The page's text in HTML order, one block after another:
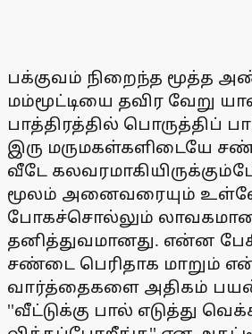
பக்குவம் நிறைந்த மூத்த
மம்மூட்டியை தவிர வேறு
பாத்திரத்தில் பொருத்திப்
இரு மருமகள்களிடையே
வீடே
மூலம் அனைவரையும்
போகச்சொல்லும் லாவகமான
தனித்துவமானது. என்ன
சண்டை பெரிதாக மாறும்
வார்த்தைகளை அதிகம்
''வீட்டுக்கு பால் எடுத்து